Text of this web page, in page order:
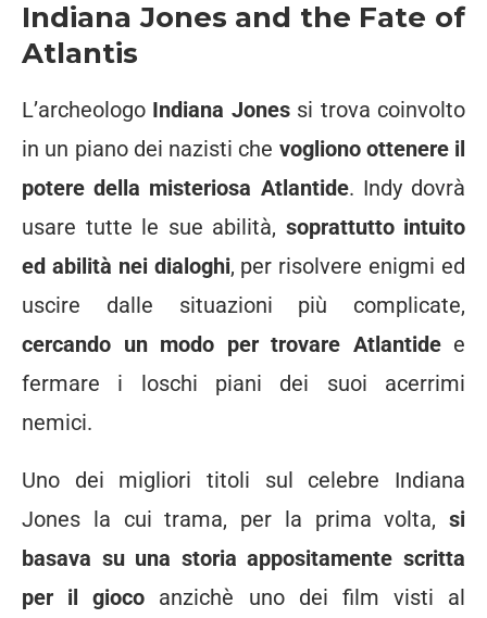
Indiana Jones and the Fate of
Atlantis
L’archeologo Indiana Jonessi trova coinvolto
in un piano dei nazisti che vogliono ottenere il
potere della misteriosa Atlantide. Indy dovrà
usare tutte le sue abilità, soprattutto intuito
ed abilità nei dialoghi, per risolvere enigmi ed
uscire dalle situazioni più complicate,
cercando un modo per trovare Atlantidee
fermare i loschi piani dei suoi acerrimi
nemici.
Uno dei migliori titoli sul celebre Indiana
Jones la cui trama, per la prima volta, si
basava su una storia appositamente scritta
per il gioco anzichè uno dei film visti al